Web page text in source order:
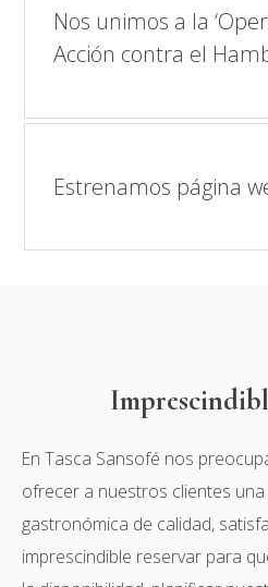
Nos unimos a la
Acción contra el
Estrenamos página
En Tasca Sansofé nos
ofrecer a nuestros clientes
gastronómica de calidad,
imprescindible reservar para